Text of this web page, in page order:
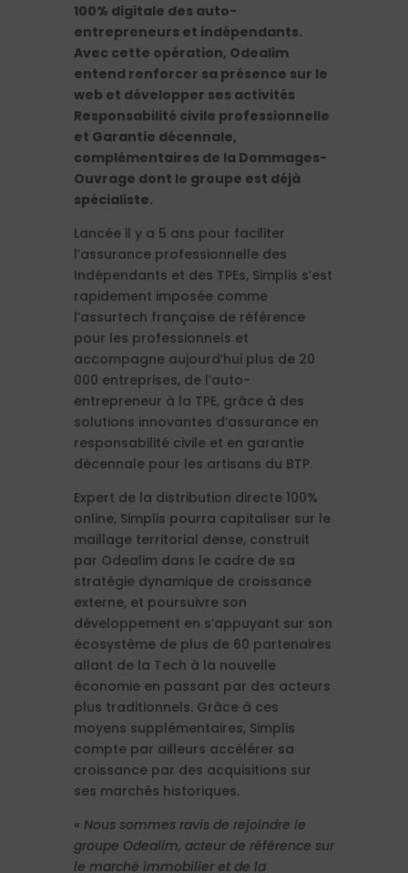
100% digitale des auto-
entrepreneurs et indépendants.
Avec cette opération, Odealim
entend renforcer sa présence sur le
web et développer ses activités
Responsabilité civile professionnelle
et Garantie décennale,
complémentaires de la Dommages-
Ouvrage dont le groupe est déjà
spécialiste.
Lancée il y a 5 ans pour faciliter
l’assurance professionnelle des
Indépendants et des TPEs, Simplis s’est
rapidement imposée comme
l’assurtech française de référence
pour les professionnels et
accompagne aujourd’hui plus de 20
000 entreprises, de l’auto-
entrepreneur à la TPE, grâce à des
solutions innovantes d’assurance en
responsabilité civile et en garantie
décennale pour les artisans du BTP.
Expert de la distribution directe 100%
online, Simplis pourra capitaliser sur le
maillage territorial dense, construit
par Odealim dans le cadre de sa
stratégie dynamique de croissance
externe, et poursuivre son
développement en s’appuyant sur son
écosystème de plus de 60 partenaires
allant de la Tech à la nouvelle
économie en passant par des acteurs
plus traditionnels. Grâce à ces
moyens supplémentaires, Simplis
compte par ailleurs accélérer sa
croissance par des acquisitions sur
ses marchés historiques.
« Nous sommes ravis de rejoindre le
groupe Odealim, acteur de référence sur
le marché immobilier et de la